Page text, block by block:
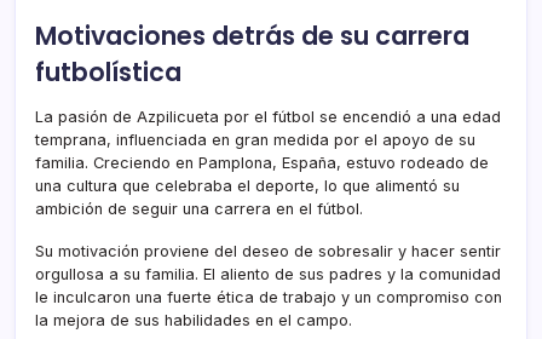
Motivaciones detrás de su carrera
futbolística
La pasión de Azpilicueta por el fútbol se encendió a una edad
temprana, influenciada en gran medida por el apoyo de su
familia. Creciendo en Pamplona, España, estuvo rodeado de
una cultura que celebraba el deporte, lo que alimentó su
ambición de seguir una carrera en el fútbol.
Su motivación proviene del deseo de sobresalir y hacer sentir
orgullosa a su familia. El aliento de sus padres y la comunidad
le inculcaron una fuerte ética de trabajo y un compromiso con
la mejora de sus habilidades en el campo.